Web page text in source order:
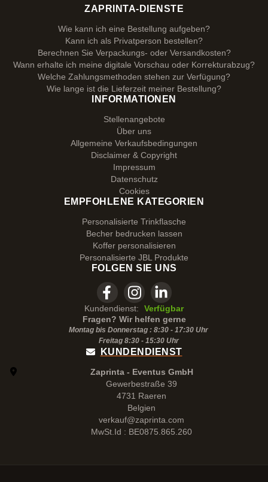
ZAPRINTA-DIENSTE
Wie kann ich eine Bestellung aufgeben?
Kann ich als Privatperson bestellen?
Berechnen Sie Verpackungs- oder Versandkosten?
Wann erhalte ich meine digitale Vorschau oder Korrekturabzug?
Welche Zahlungsmethoden stehen zur Verfügung?
Wie lange ist die Lieferzeit meiner Bestellung?
INFORMATIONEN
Stellenangebote
Über uns
Allgemeine Verkaufsbedingungen
Disclaimer & Copyright
Impressum
Datenschutz
Cookies
EMPFOHLENE KATEGORIEN
Personalisierte Trinkflasche
Becher bedrucken lassen
Koffer personalisieren
Personalisierte JBL Produkte
FOLGEN SIE UNS
Kundendienst:
Verfügbar
Fragen? Wir helfen gerne
Montag bis Donnerstag : 8:30 - 17:30 Uhr
Freitag 8:30 - 15:30Uhr
KUNDENDIENST
Zaprinta - Eventus GmbH
Gewerbestraße 39
4731 Raeren
Belgien
verkauf@zaprinta.com
MwSt.Id : BE0875.865.260